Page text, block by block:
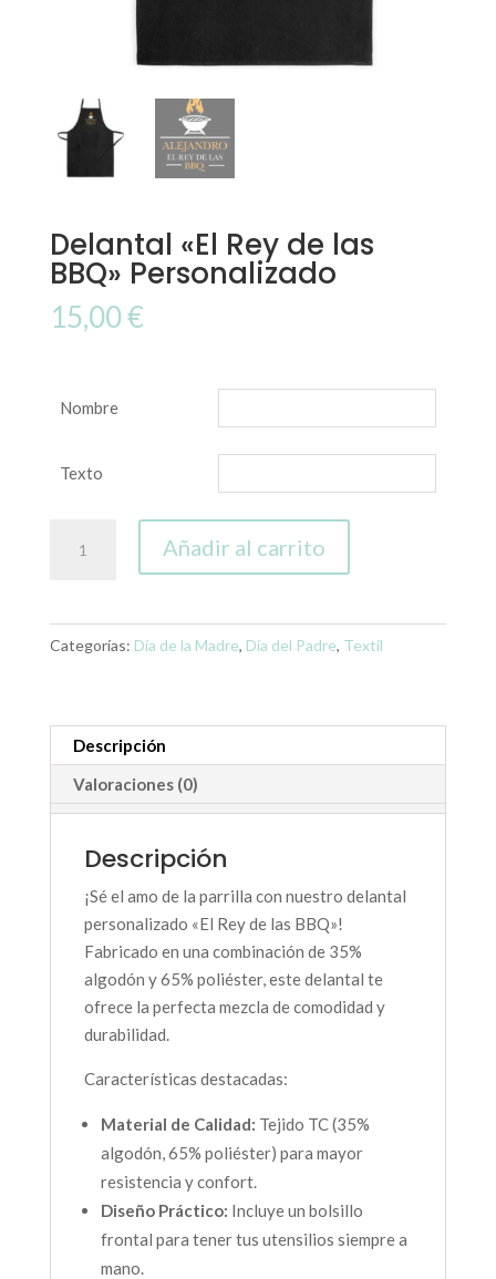
Delantal «El Rey de las
BBQ» Personalizado
15,00€
Nombre
Texto
las
cantidad
Añadir al carrito
Categorías: Día de la Madre, Día del Padre, Textil
Descripción
Valoraciones (0)
Descripción
¡Sé el amo de la parrilla con nuestro delantal
personalizado «El Rey de las BBQ»!
Fabricado en una combinación de 35%
algodón y 65% poliéster, este delantal te
ofrece la perfecta mezcla de comodidad y
durabilidad.
Características destacadas:
Material de Calidad: Tejido TC (35%
algodón, 65% poliéster) para mayor
resistencia y confort.
Diseño Práctico: Incluye un bolsillo
frontal para tener tus utensilios siempre a
mano.